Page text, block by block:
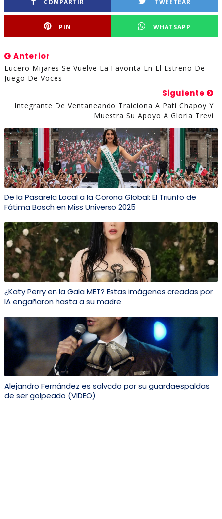
COMPARTIR TWEETEAR
PIN WHATSAPP
Anterior
Lucero Mijares Se Vuelve La Favorita En El Estreno De
Juego De Voces
Siguiente
Integrante De Ventaneando Traiciona A Pati Chapoy Y
Muestra Su Apoyo A Gloria Trevi
De la Pasarela Local a la Corona Global: El Triunfo de
Fátima Bosch en Miss Universo 2025
¿Katy Perry en la Gala MET? Estas imágenes creadas por
IA engañaron hasta a su madre
Alejandro Fernández es salvado por su guardaespaldas
de ser golpeado (VIDEO)